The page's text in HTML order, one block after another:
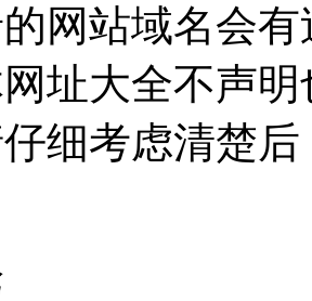
网站域名会
址大全不声
细考虑清楚